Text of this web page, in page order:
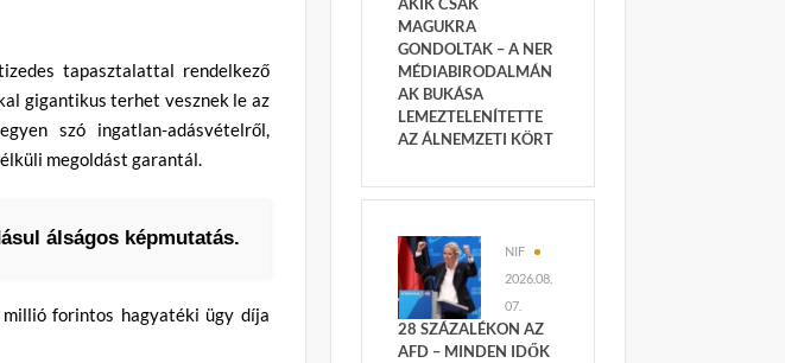
tapasztalattal rendelkező
gigantikus terhet vesznek le az
szó ingatlan-adásvételről,
megoldást garantál.
álságos képmutatás.
forintos hagyatéki ügy díja
MAGUKRA
GONDOLTAK – A NER
MÉDIABIRODALMÁN
AK BUKÁSA
LEMEZTELENÍTETTE
AZ ÁLNEMZETI KÖRT
NIF
2026.08.
07.
28 SZÁZALÉKON AZ
AFD – MINDEN IDŐK